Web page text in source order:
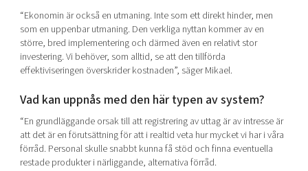
“Ekonomin är också en utmaning. Inte som ett direkt hinder, men
som en uppenbar utmaning. Den verkliga nyttan kommer av en
större, bred implementering och därmed även en relativt stor
investering. Vi behöver, som alltid, se att den tillförda
effektiviseringen överskrider kostnaden”, säger Mikael.
Vad kan uppnås med den här typen av system?
“En grundläggande orsak till att registrering av uttag är av intresse är
att det är en förutsättning för att i realtid veta hur mycket vi har i våra
förråd. Personal skulle snabbt kunna få stöd och finna eventuella
restade produkter i närliggande, alternativa förråd.